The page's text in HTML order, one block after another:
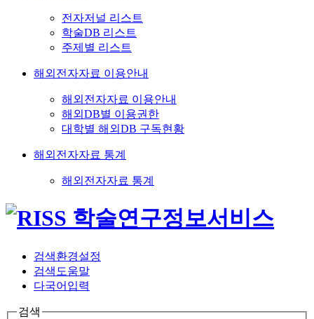
전자저널 리스트
학술DB 리스트
주제별 리스트
해외전자자료 이용안내
해외전자자료 이용안내
해외DB별 이용권한
대학별 해외DB 구독현황
해외전자자료 통계
해외전자자료 통계
검색환경설정
검색도움말
다국어입력
검색